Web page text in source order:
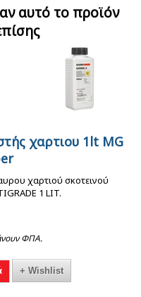
24Χ30 cm (κόκκινη)
αυτό το προϊόν
για
και
Ilford Ilfosol-3
500ml
χαρτιου 1lt MG
χαρτιού σκοτεινού
1 LIT.
ΦΠΑ.